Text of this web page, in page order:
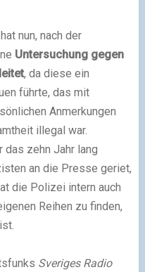
nun, nach der
Untersuchung gegen
, da diese ein
führte, das mit
Anmerkungen
illegal war.
das zehn Jahr lang
an die Presse geriet,
die Polizei intern auch
Reihen zu finden,
Sveriges Radio